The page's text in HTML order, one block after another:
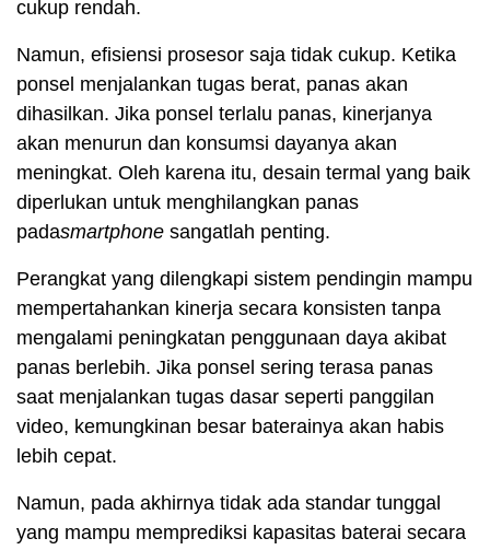
cukup rendah.
Namun, efisiensi prosesor saja tidak cukup. Ketika
ponsel menjalankan tugas berat, panas akan
dihasilkan. Jika ponsel terlalu panas, kinerjanya
akan menurun dan konsumsi dayanya akan
meningkat. Oleh karena itu, desain termal yang baik
diperlukan untuk menghilangkan panas
padasmartphone sangatlah penting.
Perangkat yang dilengkapi sistem pendingin mampu
mempertahankan kinerja secara konsisten tanpa
mengalami peningkatan penggunaan daya akibat
panas berlebih. Jika ponsel sering terasa panas
saat menjalankan tugas dasar seperti panggilan
video, kemungkinan besar baterainya akan habis
lebih cepat.
Namun, pada akhirnya tidak ada standar tunggal
yang mampu memprediksi kapasitas baterai secara